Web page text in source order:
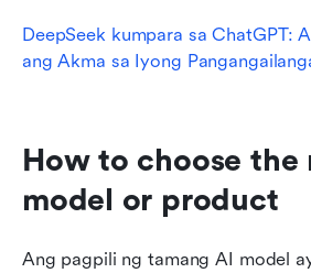
DeepSeek kumpara sa ChatGPT:
ang Akma sa Iyong
How to choose the
model or product
Ang pagpili ng tamang AI model